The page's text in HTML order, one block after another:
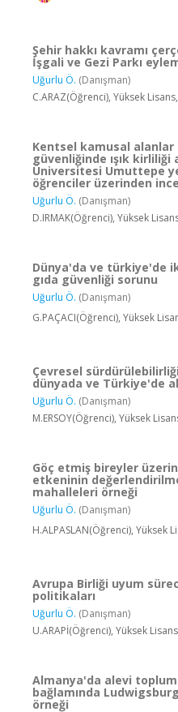
Şehir hakkı kavramı
İşgali ve Gezi Parkı
Uğurlu Ö. (Danışman)
C.ARAZ(Öğrenci), Yüksek
Kentsel kamusal alanlar
güvenliğinde ışık kirliliği
Üniversitesi Umuttepe
öğrenciler üzerinden
Uğurlu Ö. (Danışman)
D.IRMAK(Öğrenci), Yüksek
Dünya'da ve türkiye'de
gıda güvenliği sorunu
Uğurlu Ö. (Danışman)
G.PAÇACI(Öğrenci), Yüksek
Çevresel
dünyada ve Türkiye'de
Uğurlu Ö. (Danışman)
M.ERSOY(Öğrenci), Yüksek
Göç etmiş bireyler
etkeninin
mahalleleri örneği
Uğurlu Ö. (Danışman)
H.ALPASLAN(Öğrenci), Yüksek
Avrupa Birliği uyum
politikaları
Uğurlu Ö. (Danışman)
U.ARAPİ(Öğrenci), Yüksek
Almanya'da alevi
bağlamında
örneği